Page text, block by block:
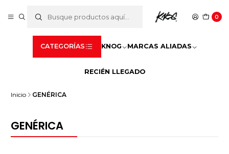
0
CATEGORÍAS KNOG MARCAS ALIADAS
RECIÉN LLEGADO
Inicio GENÉRICA
GENÉRICA